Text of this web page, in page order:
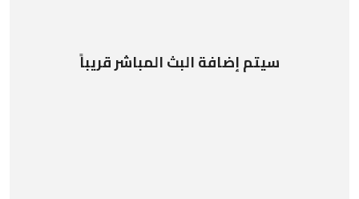
سيتم إضافة البث المباشر قريباً